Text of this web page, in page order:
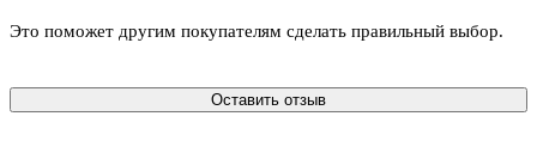
Это поможет другим покупателям сделать правильный выбор.
Оставить отзыв